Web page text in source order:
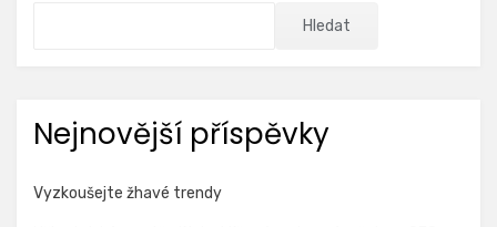
Hledat
Nejnovější příspěvky
Vyzkoušejte žhavé trendy